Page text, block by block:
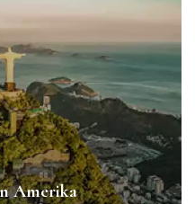
Amerika